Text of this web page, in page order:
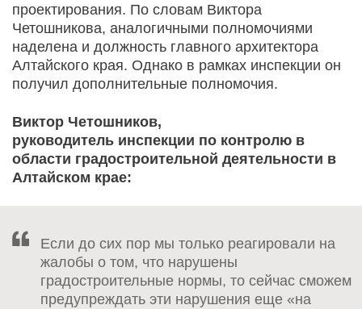
проектирования. По словам Виктора
Четошникова, аналогичными полномочиями
наделена и должность главного архитектора
Алтайского края. Однако в рамках инспекции он
получил дополнительные полномочия.
Виктор Четошников,
руководитель инспекции по контролю в
области градостроительной деятельности в
Алтайском крае:
Если до сих пор мы только реагировали на
жалобы о том, что нарушены
градостроительные нормы, то сейчас сможем
предупреждать эти нарушения еще «на